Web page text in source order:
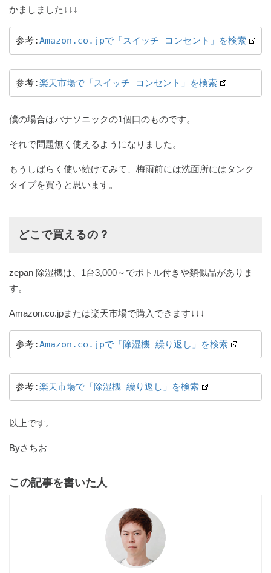
かましました↓↓↓
参考:Amazon.co.jpで「スイッチ コンセント」を検索
参考:楽天市場で「スイッチ コンセント」を検索
僕の場合はパナソニックの1個口のものです。
それで問題無く使えるようになりました。
もうしばらく使い続けてみて、梅雨前には洗面所にはタンク
タイプを買うと思います。
どこで買えるの？
zepan 除湿機は、1台3,000～でボトル付きや類似品がありま
す。
Amazon.co.jpまたは楽天市場で購入できます↓↓↓
参考:Amazon.co.jpで「除湿機 繰り返し」を検索
参考:楽天市場で「除湿機 繰り返し」を検索
以上です。
Byさちお
この記事を書いた人